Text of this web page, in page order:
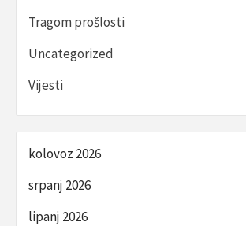
Tragom prošlosti
Uncategorized
Vijesti
kolovoz 2026
srpanj 2026
lipanj 2026